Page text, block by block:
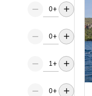
+
+
+
+